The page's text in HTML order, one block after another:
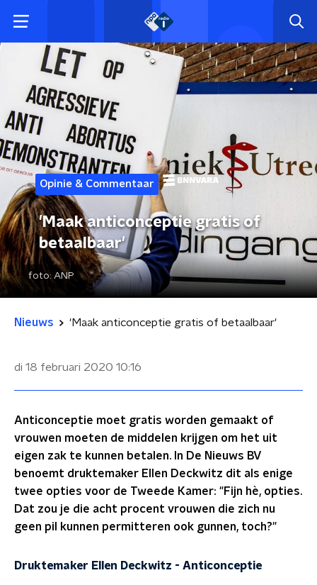
Opinie & Commentaar
'Maak anticonceptie gratis of
betaalbaar'
foto: ANP
Nieuws 'Maak anticonceptie gratis of betaalbaar'
di 18 februari 2020 10:16
Anticonceptie moet gratis worden gemaakt of
vrouwen moeten de middelen krijgen om het uit
eigen zak te kunnen betalen. In De Nieuws BV
benoemt druktemaker Ellen Deckwitz dit als enige
twee opties voor de Tweede Kamer: "Fijn hè, opties.
Dat zou je die acht procent vrouwen die zich nu
geen pil kunnen permitteren ook gunnen, toch?"
Druktemaker Ellen Deckwitz - Anticonceptie